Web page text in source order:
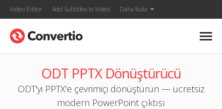
Video Editor Add Subtitles to Video Daha fazla
ODT PPTX Dönüştürücü
ODT'yi PPTX'e çevrimiçi dönüştürün — ücretsiz
modern PowerPoint çıktısı